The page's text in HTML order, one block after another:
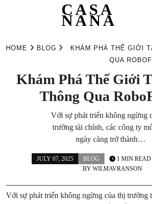
CASA
NANA
HOME BLOG
KHÁM PHÁ THẾ GIỚI
QUA
Khám Phá Thế Giới
Thông Qua
Với sự phát triển không ngừng
trường tài chính, các công ty
ngày càng trở thành…
JULY 07, 2025
BLOG
BY WILMAVRANSON
1 MIN READ
Với sự phát triển không ngừng của thị trường